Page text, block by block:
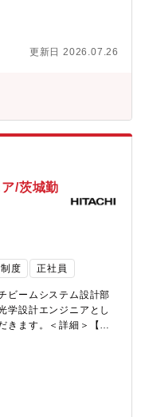
、効率を上げていくの
トワーク可 （出社メイ
在は1週間程度）■夜間
・育成支援】キャリア
集合研修、外部講座受
毎に、「顧客納入仕様
た製品が据付先でも問
インシデントに対応
で、いずれかをメイン
に応じて他業務を担当
ード・機械系└機械力
グ、デジタル)、電気制
アルタイムOS言語：
当装置について知って
装置の理解が深まり次
ただきます。また能力
チャレンジできる環境
の製品の幅広い知識や
様々な部署、人達との
ど海外拠点とのやり取
への納入台数が毎年増
ス品質を高め、品質保
は、社会やお客さまの
けることで、持続可能
先】品質保証本部 評
的品質管理など）を取
更新日 2026.07.26
/茨城勤
度 正社員
ビームシステム設計部
学設計エンジニアとし
きます。＜詳細＞【光
子を用いた電子光学系
とした光学系を開発設
ンの企画、②光学計算
評価、⑤ソフト仕様、